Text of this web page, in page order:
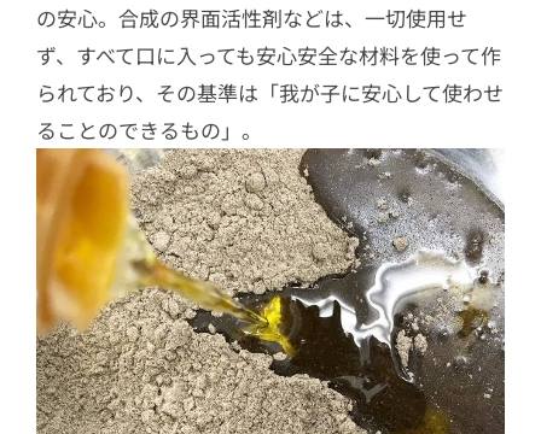
の安心。合成の界面活性剤などは、一切使用せ
ず、すべて口に入っても安心安全な材料を使って作
られており、その基準は「我が子に安心して使わせ
ることのできるもの」。